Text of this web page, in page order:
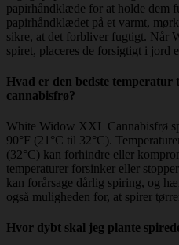
papirhåndklæde for at holde dem
papirhåndklædet på et varmt,
sikre, at det forbliver fugtigt. Når
spiret, placeres de forsigtigt i jord
Hvad er den bedste
cannabisfrø?
White Widow XXL Cannabisfrø
90°F (21°C til 32°C).
(32°C) kan forhindre eller
temperaturer forsinker eller
kan forårsage dårlig spiring, og
også muligheden for, at spirer
Hvor dybt skal jeg plante